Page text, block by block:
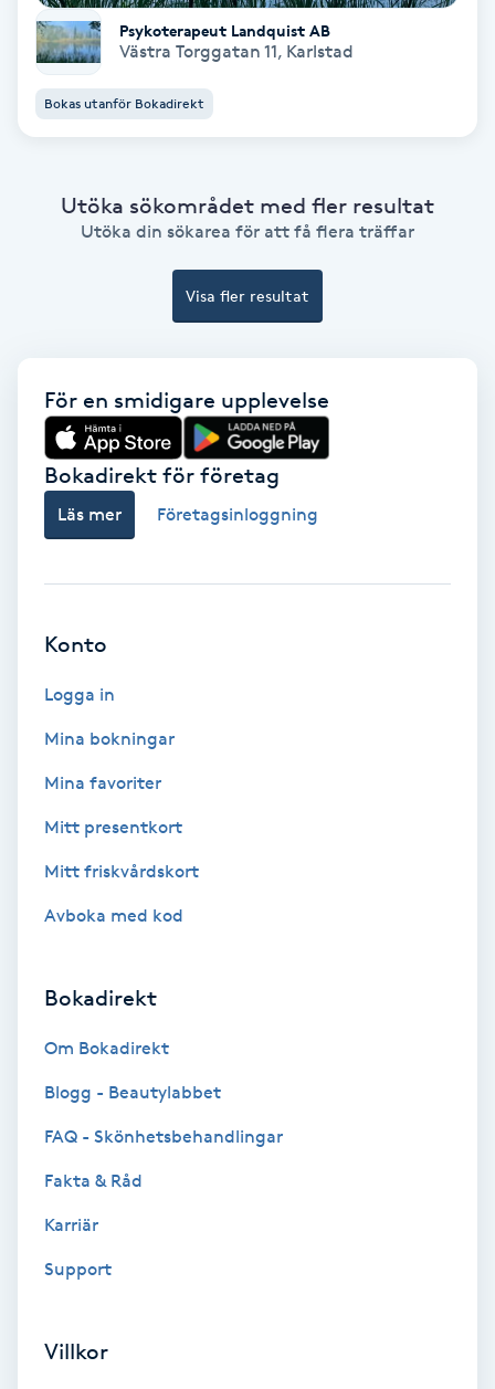
Kosmetisk tatuering
Kostrådgivning
Laserbehandling
Lashlift Keratin
LED-ljusterapi
Liktornar
LPG
LPG-behandling
LPG-massage
Luggklippning
Makeup
Manikyr & Pedikyr
Massage
Medial vägledning
Meditation
Psykoterapeut Landquist AB
Västra Torggatan 11, Karlstad
Bokas utanför Bokadirekt
Utöka sökområdet med fler resultat
Utöka din sökarea för att få flera träffar
Visa fler resultat
För en smidigare upplevelse
Bokadirekt för företag
Läs mer Företagsinloggning
Konto
Logga in
Mina bokningar
Mina favoriter
Mitt presentkort
Mitt friskvårdskort
Avboka med kod
Bokadirekt
Om Bokadirekt
Blogg - Beautylabbet
FAQ - Skönhetsbehandlingar
Fakta & Råd
Karriär
Support
Villkor